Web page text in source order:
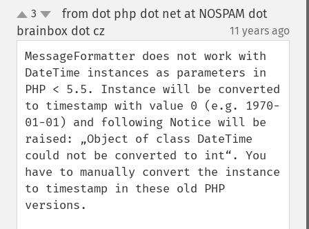
up
down
3
from dot php dot net at NOSPAM dot
brainbox dot cz
11 years ago
MessageFormatter does not work with
DateTime instances as parameters in
PHP < 5.5. Instance will be converted
to timestamp with value 0 (e.g. 1970-
01-01) and following Notice will be
raised: „Object of class DateTime
could not be converted to int“. You
have to manually convert the instance
to timestamp in these old PHP
versions.